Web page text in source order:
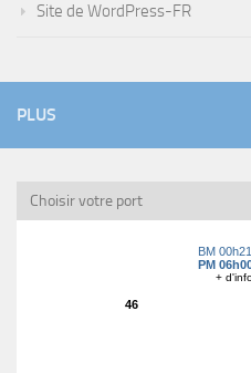
Site de WordPress-FR
PLUS